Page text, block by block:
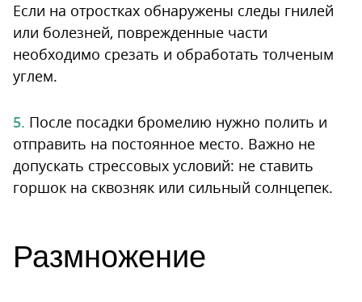
Если на отростках обнаружены следы гнилей
или болезней, поврежденные части
необходимо срезать и обработать толченым
углем.
После посадки бромелию нужно полить и
отправить на постоянное место. Важно не
допускать стрессовых условий: не ставить
горшок на сквозняк или сильный солнцепек.
Размножение